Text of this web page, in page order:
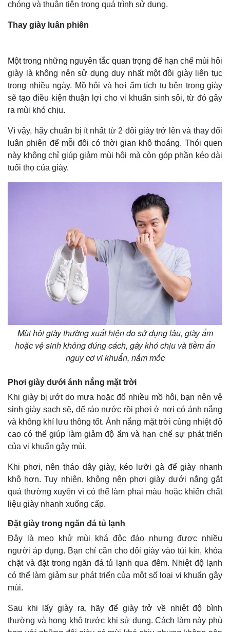
Quan sát
Cuộc sống đó đây
Hồ sơ
Ảnh
E-Magazine
Infographic
chóng và thuận tiện trong quá trình sử dụng.
Thay giày luân phiên
Một trong những nguyên tắc quan trọng để hạn chế mùi hôi
giày là không nên sử dụng duy nhất một đôi giày liên tục
trong nhiều ngày. Mồ hôi và hơi ẩm tích tụ bên trong giày
sẽ tạo điều kiện thuận lợi cho vi khuẩn sinh sôi, từ đó gây
ra mùi khó chịu.
Vì vậy, hãy chuẩn bị ít nhất từ 2 đôi giày trở lên và thay đổi
luân phiên để mỗi đôi có thời gian khô thoáng. Thói quen
này không chỉ giúp giảm mùi hôi mà còn góp phần kéo dài
tuổi thọ của giày.
Mùi hôi giày thường xuất hiện do sử dụng lâu, giày ẩm
hoặc vệ sinh không đúng cách, gây khó chịu và tiềm ẩn
nguy cơ vi khuẩn, nấm mốc
Phơi giày dưới ánh nắng mặt trời
Khi giày bị ướt do mưa hoặc đổ nhiều mồ hôi, bạn nên vệ
sinh giày sạch sẽ, để ráo nước rồi phơi ở nơi có ánh nắng
và không khí lưu thông tốt. Ánh nắng mặt trời cùng nhiệt độ
cao có thể giúp làm giảm độ ẩm và hạn chế sự phát triển
của vi khuẩn gây mùi.
Khi phơi, nên tháo dây giày, kéo lưỡi gà để giày nhanh
khô hơn. Tuy nhiên, không nên phơi giày dưới nắng gắt
quá thường xuyên vì có thể làm phai màu hoặc khiến chất
liệu giày nhanh xuống cấp.
Đặt giày trong ngăn đá tủ lạnh
Đây là mẹo khử mùi khá độc đáo nhưng được nhiều
người áp dụng. Bạn chỉ cần cho đôi giày vào túi kín, khóa
chặt và đặt trong ngăn đá tủ lạnh qua đêm. Nhiệt độ lạnh
có thể làm giảm sự phát triển của một số loại vi khuẩn gây
mùi.
Sau khi lấy giày ra, hãy để giày trở về nhiệt độ bình
thường và hong khô trước khi sử dụng. Cách làm này phù